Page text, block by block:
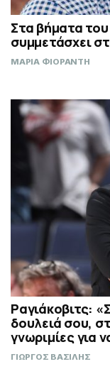
Στα βήματα
συμμετάσχει
ΜΑΡΙΑ ΦΙΟΡΑΝΤΗ
Ραγιάκοβιτς:
δουλειά σου,
γνωριμίες για
ΓΙΩΡΓΟΣ ΒΑΣΙΛΗΣ